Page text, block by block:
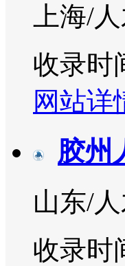
上海/
收录时
网站详
胶州
山东/
收录时